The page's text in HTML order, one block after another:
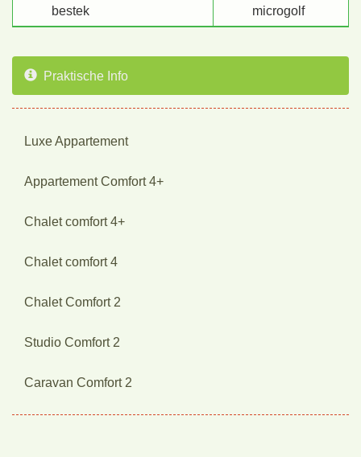
bestek microgolf
Praktische Info
Luxe Appartement
Appartement Comfort 4+
Chalet comfort 4+
Chalet comfort 4
Chalet Comfort 2
Studio Comfort 2
Caravan Comfort 2